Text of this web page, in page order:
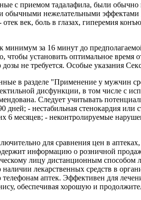
с приемом тадалафила, были
обычными нежелательными эффектами
отек век, боль в глазах, гиперемия
минимум за 16 минут до
чтобы установить оптимальное
не требуется. Особые указания
в разделе "Применение у мужчин
дисфункции, в том числе с
Следует учитывать
дней; - нестабильная стенокардия
6 месяцев; - неконтролируемые
для сравнения цен в
информацию о розничной
лицу дистанционным способом
лекарственных средств в
телефонам аптек. Эффективен для
обеспечивая хорошую и